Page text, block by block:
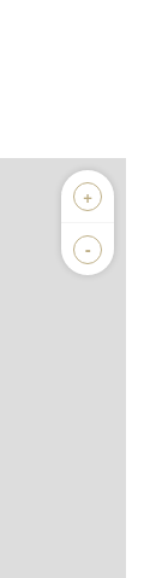
+
-
Biens vendus